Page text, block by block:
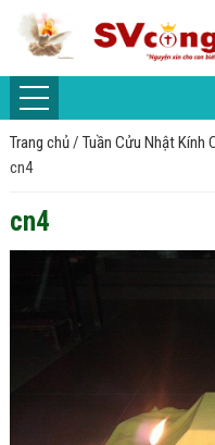
Trang chủ/ Tuần Cửu Nhật Kính
cn4
cn4